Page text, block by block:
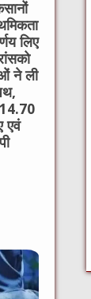
लिए
ने ली
14.70
एवं